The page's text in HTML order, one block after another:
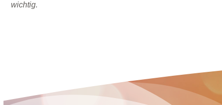
wichtig.